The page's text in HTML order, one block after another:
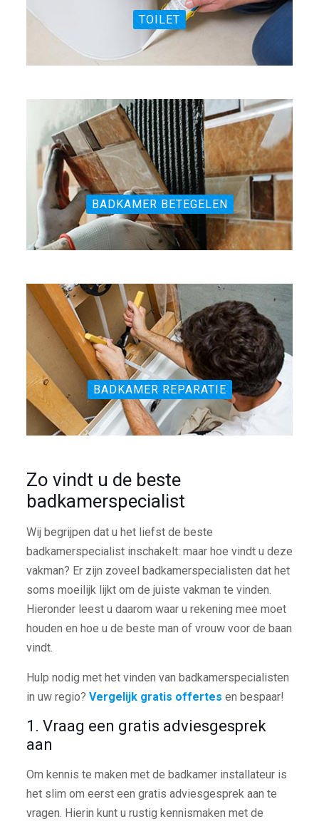
TOILET
BADKAMER BETEGELEN
BADKAMER REPARATIE
Zo vindt u de beste
badkamerspecialist
Wij begrijpen dat u het liefst de beste
badkamerspecialist inschakelt: maar hoe vindt u deze
vakman? Er zijn zoveel badkamerspecialisten dat het
soms moeilijk lijkt om de juiste vakman te vinden.
Hieronder leest u daarom waar u rekening mee moet
houden en hoe u de beste man of vrouw voor de baan
vindt.
Hulp nodig met het vinden van badkamerspecialisten
in uw regio? Vergelijk gratis offertes en bespaar!
1. Vraag een gratis adviesgesprek
aan
Om kennis te maken met de badkamer installateur is
het slim om eerst een gratis adviesgesprek aan te
vragen. Hierin kunt u rustig kennismaken met de